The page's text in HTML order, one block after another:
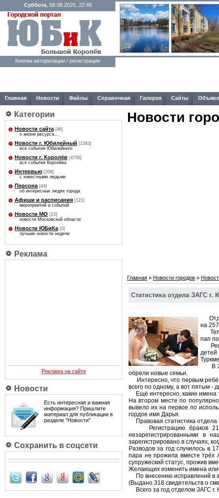
Суббота, 08.08.2026, 22:46
Кнопки авторизации / регистрации
Главная Новости Файлы Справочная Галерея Сайты
Категории
Новости сайта [96]
о жизни ресурса...
Новости г. Юбилейный [1383]
все события Юбилейного
Новости г. Королёв [4706]
все события Королёва
Интервью [209]
с известными людьми
Персона [44]
об интересных людях города
Афиши и расписания [121]
мероприятий и событий
Новости МО [23]
новости Московской области
Новости ЮБиКа [0]
лучшие новости недели
Реклама
Реклама на сайте
Новости
Есть интересная и важная
информация? Пришлите
материал для публикации в
разделе "Новости"
Сохранить в соцсети
Новости
Главная » Новости городов »
Статистика отдела ЗАГС г.
на
пап
В 23
обрели новые семьи.
Интересно, что первым
всего по одному, а вот пятым -
Ещё интересно, какие имена
На втором месте по
вывело их на первое по
гордое имя Дарья.
Правовая статистика
Регистрацию браков 219
незарегистрированными в
зарегистрировано в случаях,
Разводов за год случилось в
пара не прожила вместе трёх
супружеский статус, прожив
Желающих изменить имена или
По внесению исправлений в
(Выдано 318 свидетельств о
Всего за год отделом ЗАГС г.